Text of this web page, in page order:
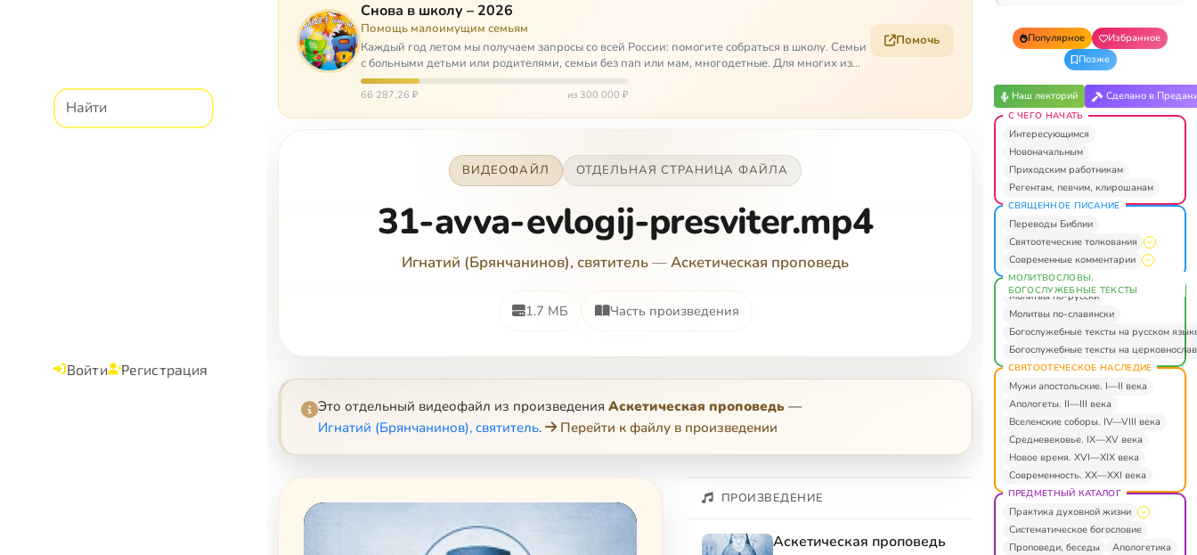
Войти Регистрация
Снова в школу – 2026
Помощь малоимущим семьям
Каждый год летом мы получаем запросы со всей России: помогите собраться в школу. Семьи
с больными детьми или родителями, семьи без пап или мам, многодетные. Для многих из
них покуп…
66 287,26 ₽ из 300 000 ₽
Помочь
ВИДЕОФАЙЛ ОТДЕЛЬНАЯ СТРАНИЦА ФАЙЛА
31-avva-evlogij-presviter.mp4
Игнатий (Брянчанинов), святитель—Аскетическая проповедь
1.7 МБ Часть произведения
Это отдельный видеофайл из произведения Аскетическая проповедь —
Игнатий (Брянчанинов), святитель. Перейти к файлу в произведении
ПРОИЗВЕДЕНИЕ
Аскетическая проповедь
Популярное
Избранное
Позже
Наш лекторий Сделано в
С ЧЕГО НАЧАТЬ
Интересующимся
Новоначальным
Приходским работникам
Регентам, певчим, клирошанам
СВЯЩЕННОЕ ПИСАНИЕ
Переводы Библии
Святоотеческие толкования
Современные комментарии
МОЛИТВОСЛОВЫ.
БОГОСЛУЖЕБНЫЕ ТЕКСТЫ
Молитвы по-русски
Молитвы по-славянски
Богослужебные тексты на русском
Богослужебные тексты на
СВЯТООТЕЧЕСКОЕ НАСЛЕДИЕ
Мужи апостольские. I—II века
Апологеты. II—III века
Вселенские соборы. IV—VIII века
Средневековье. IX—XV века
Новое время. XVI—XIX века
Современность. XX—XXI века
ПРЕДМЕТНЫЙ КАТАЛОГ
Практика духовной жизни
Систематическое богословие
Проповеди, беседы
Апологетика